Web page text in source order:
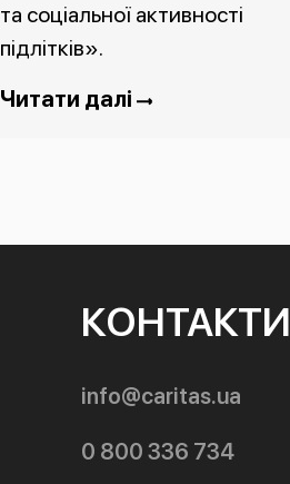
та соціальної активності
підлітків».
Читати далі
КОНТАКТИ
info@caritas.ua
0 800 336 734